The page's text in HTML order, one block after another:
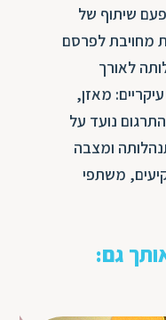
שיתוף של
מחויבת לפרסם
לאורך
מאזן,
נועד על
ומצבה
משתפי
גם: